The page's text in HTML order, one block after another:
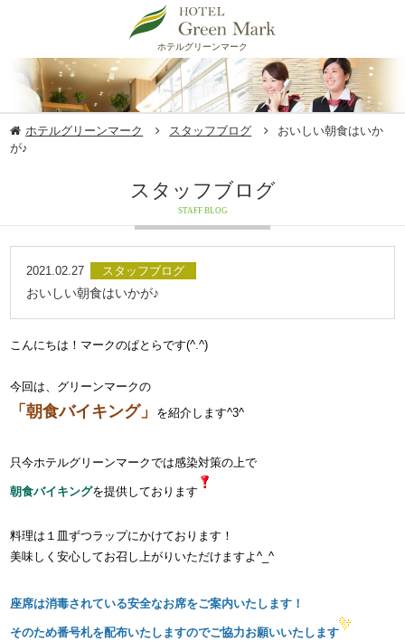
ホテルグリーンマーク
ホテルグリーンマーク スタッフブログ
おいしい朝食はいか
が♪
スタッフブログ
STAFF BLOG
2021.02.27 スタッフブログ
おいしい朝食はいかが♪
こんにちは！マークのぱとらです(^.^)
今回は、グリーンマークの
​「朝食バイキング」​ を紹介します^3^
​​只今ホテルグリーンマークでは感染対策の上で
​朝食バイキングを提供しております
料理は１皿ずつラップにかけております！
美味しく安心してお召し上がりいただけますよ^_^
座席は消毒されている安全なお席をご案内いたします！
そのため番号札を配布いたしますのでご協力お願いいたします